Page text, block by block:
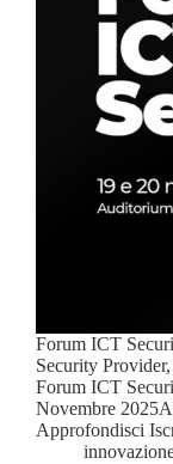
Forum ICT
Security
Forum ICT
Novembre
Approfondisci